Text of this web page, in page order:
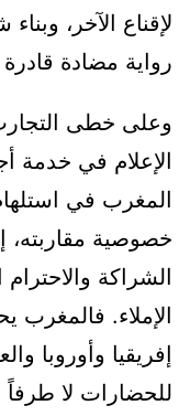
لإقناع الآخر،
رواية مضادة
وعلى خطى
الإعلام في خدمة
المغرب في
خصوصية
الشراكة
الإملاء. فالمغرب
إفريقيا وأوروبا
للحضارات لا